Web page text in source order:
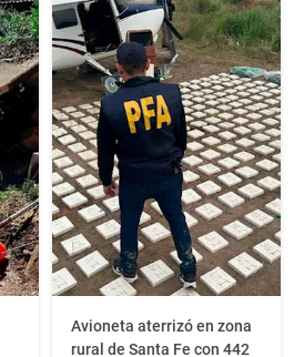
Avioneta aterrizó en zona
rural de Santa Fe con 442